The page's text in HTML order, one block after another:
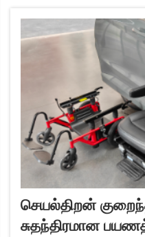
மிகக் கடுமையான
அத்துடன்...
செயல்திறன்
சுதந்திரமான